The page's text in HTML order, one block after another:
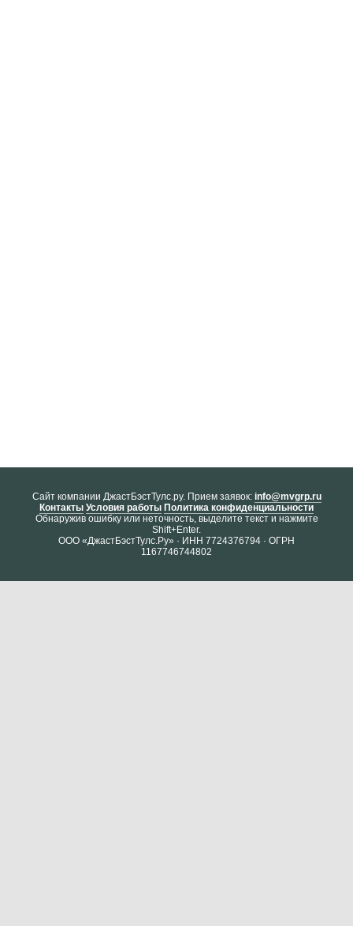
Cайт компании ДжастБэстТулс.ру. Прием заявок: info@mvgrp.ru
Контакты Условия работы Политика конфиденциальности
Обнаружив ошибку или неточность, выделите текст и нажмите
Shift+Enter.
ООО «ДжастБэстТулс.Ру» · ИНН 7724376794 · ОГРН
1167746744802